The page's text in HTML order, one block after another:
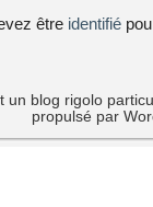
être identifié
un blog rigolo
propulsé par